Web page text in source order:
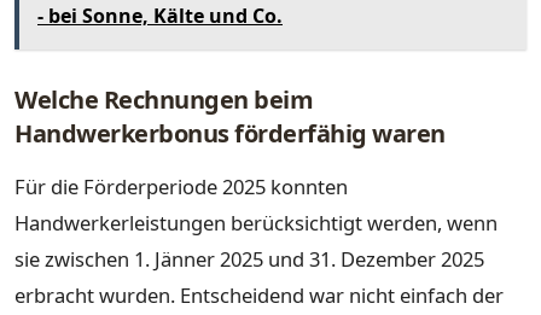
- bei Sonne, Kälte und Co.
Welche Rechnungen beim
Handwerkerbonus förderfähig waren
Für die Förderperiode 2025 konnten
Handwerkerleistungen berücksichtigt werden, wenn
sie zwischen 1. Jänner 2025 und 31. Dezember 2025
erbracht wurden. Entscheidend war nicht einfach der